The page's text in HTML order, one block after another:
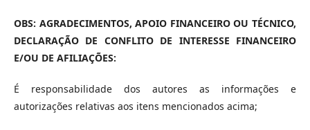
OBS: AGRADECIMENTOS, APOIO FINANCEIRO OU TÉCNICO,
DECLARAÇÃO DE CONFLITO DE INTERESSE FINANCEIRO
E/OU DE AFILIAÇÕES:
É responsabilidade dos autores as informações e
autorizações relativas aos itens mencionados acima;